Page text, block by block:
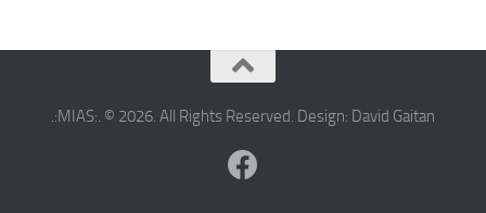
.:MIAS:. © 2026. All Rights Reserved. Design: David Gaitan